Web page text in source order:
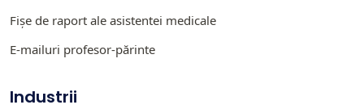
Fișe de raport ale asistentei medicale
E-mailuri profesor-părinte
Industrii